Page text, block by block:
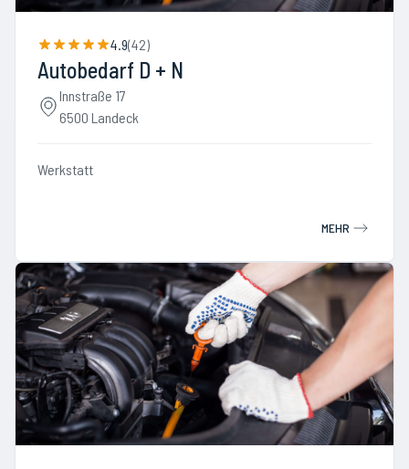
4.9(42)
Autobedarf D + N
Innstraße 17
6500 Landeck
Werkstatt
MEHR